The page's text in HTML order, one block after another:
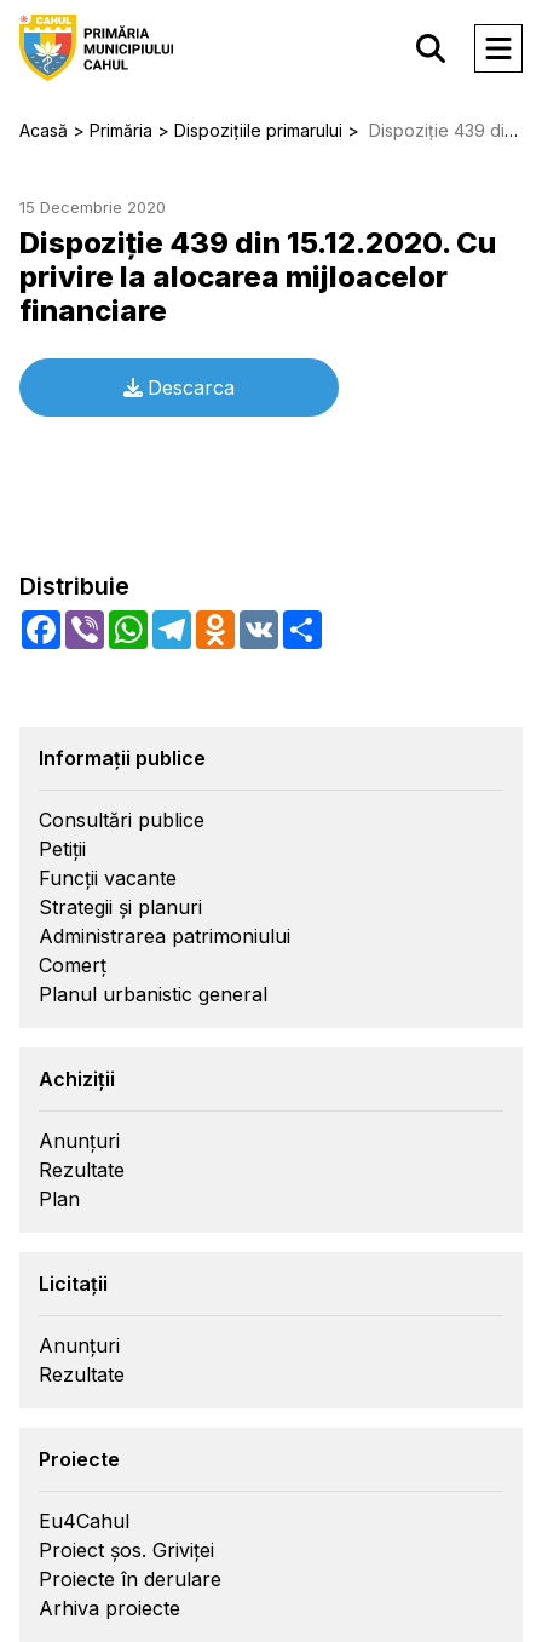
Acasă Primăria Dispozițiile primarului Dispoziție 439 din 15.12.2020. Cu privire la alocarea mijloacelor financiare
15 Decembrie 2020
Dispoziție 439 din 15.12.2020. Cu
privire la alocarea mijloacelor
financiare
Descarca
Distribuie
Facebook
Viber WhatsApp
TelegramOdnoklassniki
VK
Informații publice
Consultări publice
Petiții
Funcții vacante
Strategii și planuri
Administrarea patrimoniului
Comerț
Planul urbanistic general
Achiziții
Anunțuri
Rezultate
Plan
Licitații
Anunțuri
Rezultate
Proiecte
Eu4Cahul
Proiect șos. Griviței
Proiecte în derulare
Arhiva proiecte